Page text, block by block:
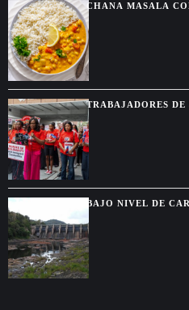
CHANA MASALA
ESPECIADOS Y
TRABAJADORES DE
YORK TRAS EL FIN
BAJO NIVEL DE